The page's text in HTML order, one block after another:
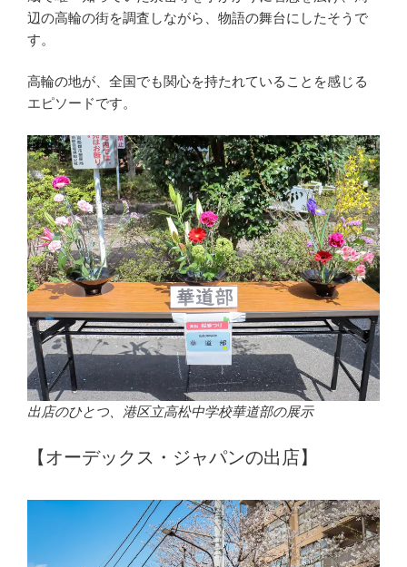
辺の高輪の街を調査しながら、物語の舞台にしたそうで
す。
高輪の地が、全国でも関心を持たれていることを感じる
エピソードです。
出店のひとつ、港区立高松中学校華道部の展示
【オーデックス・ジャパンの出店】